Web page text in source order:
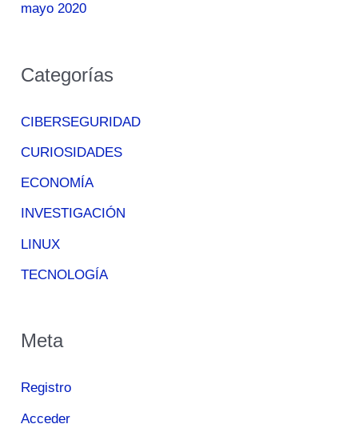
mayo 2020
Categorías
CIBERSEGURIDAD
CURIOSIDADES
ECONOMÍA
INVESTIGACIÓN
LINUX
TECNOLOGÍA
Meta
Registro
Acceder